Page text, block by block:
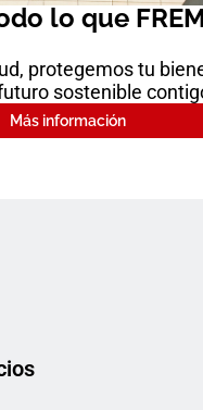
lo que
protegemos tu
sostenible
Más información